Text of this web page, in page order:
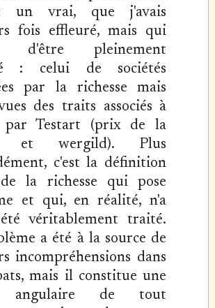
un vrai, que j'avais
fois effleuré, mais qui
d'être pleinement
: celui de sociétés
par la richesse mais
des traits associés à
par Testart (prix de la
et wergild). Plus
c'est la définition
la richesse qui pose
et qui, en réalité, n'a
véritablement traité.
a été à la source de
incompréhensions dans
mais il constitue une
angulaire de tout